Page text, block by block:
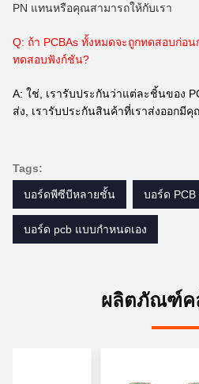
PN แทนหรือคุณสามารถให้กับเรา
Q: ถ้า PCBAs ทั้งหมดจะถูกทดสอบก่อน
ทดสอบฟังก์ชัน?
A: ใช่, เรารับประกันว่าแต่ละชิ้นของ
ส่ง, เรารับประกันสินค้าที่เราส่งออกมี
Tags:
บอร์ดพีซีบีหลายชั้น บอร์ด
บอร์ด pcb แบบกำหนดเอง
ผลิตภัณฑ์ค